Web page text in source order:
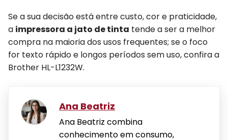
Se a sua decisão está entre custo, cor e praticidade,
a impressora a jato de tinta tende a ser a melhor
compra na maioria dos usos frequentes; se o foco
for texto rápido e longos períodos sem uso, confira a
Brother HL-L1232W.
Ana Beatriz
Ana Beatriz combina
conhecimento em consumo,